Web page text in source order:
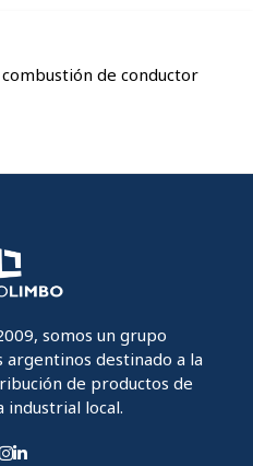
de conductor
somos un grupo
destinado a la
de productos de
industrial local.